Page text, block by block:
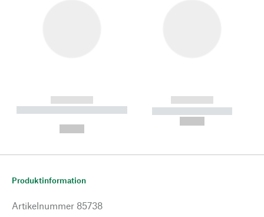
------------
----------- ----------- --------
------------
----------- -----------
Produktinformation
Artikelnummer 85738